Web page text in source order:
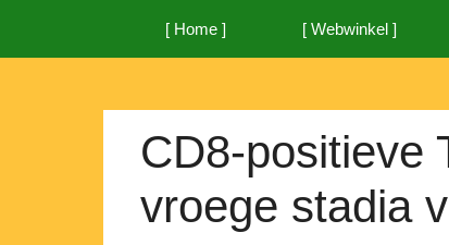
[ Home ] [ Webwinkel ]
CD8-positieve
vroege stadia